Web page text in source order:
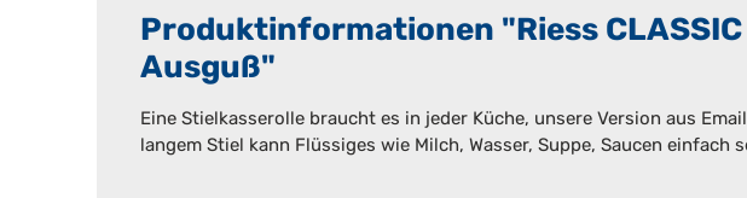
Produktinformationen "Riess
Ausguß"
Eine Stielkasserolle braucht es in jeder Küche, unsere Version aus
langem Stiel kann Flüssiges wie Milch, Wasser, Suppe, Saucen einfach